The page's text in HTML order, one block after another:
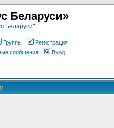
Беларуси»
Беларуси"
Группы
Регистрация
сообщения Вход